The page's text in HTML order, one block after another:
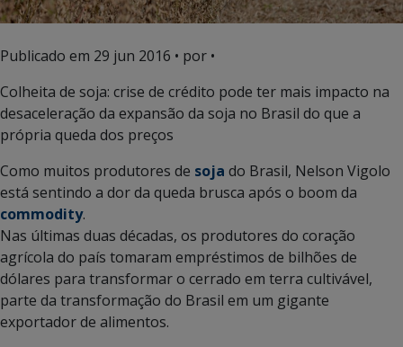
Publicado em 29 jun 2016 • por •
Colheita de soja: crise de crédito pode ter mais impacto na
desaceleração da expansão da soja no Brasil do que a
própria queda dos preços
Como muitos produtores de soja do Brasil, Nelson Vigolo
está sentindo a dor da queda brusca após o boom da
commodity.
Nas últimas duas décadas, os produtores do coração
agrícola do país tomaram empréstimos de bilhões de
dólares para transformar o cerrado em terra cultivável,
parte da transformação do Brasil em um gigante
exportador de alimentos.